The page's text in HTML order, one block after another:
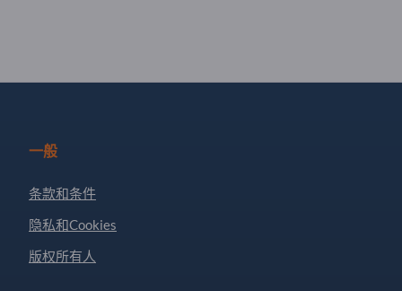
一般
条款和条件
隐私和Cookies
版权所有人